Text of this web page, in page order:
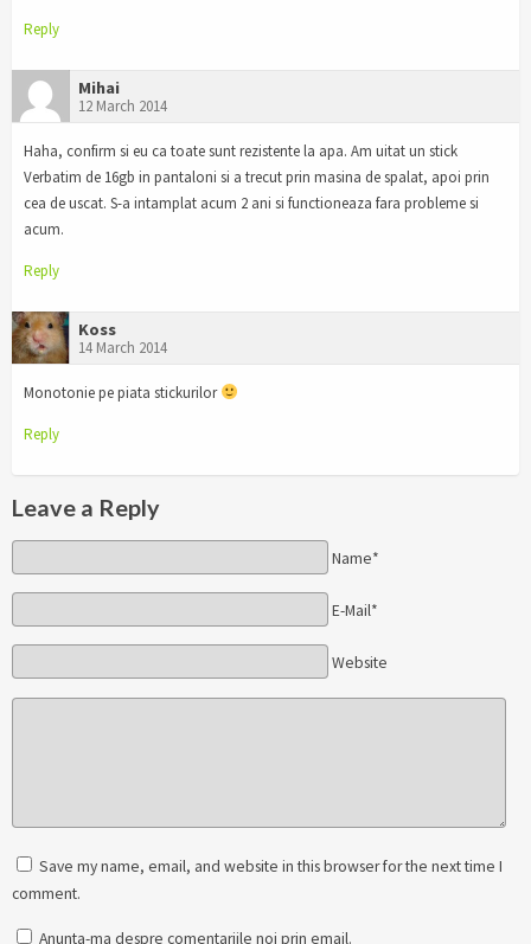
Reply
Mihai
12 March 2014
Haha, confirm si eu ca toate sunt rezistente la apa. Am uitat un stick
Verbatim de 16gb in pantaloni si a trecut prin masina de spalat, apoi prin
cea de uscat. S-a intamplat acum 2 ani si functioneaza fara probleme si
acum.
Reply
Koss
14 March 2014
Monotonie pe piata stickurilor
Reply
Leave a Reply
Name*
E-Mail*
Website
Save my name, email, and website in this browser for the next time I
comment.
Anunta-ma despre comentariile noi prin email.